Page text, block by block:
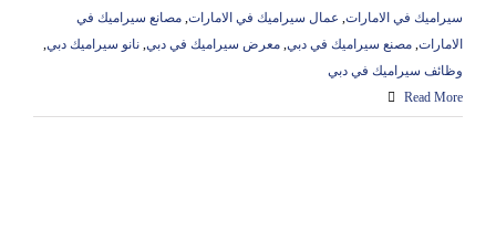
سيراميك في الامارات, عمال سيراميك في الامارات, مصانع سيراميك في
الامارات, مصنع سيراميك في دبي, معرض سيراميك في دبي, نانو سيراميك دبي,
وظائف سيراميك في دبي
Read More